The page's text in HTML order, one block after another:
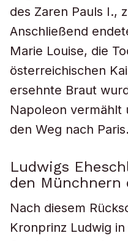
des Zaren Pauls I.,
Anschließend
Marie Louise, die
österreichischen
ersehnte Braut
Napoleon vermählt
den Weg nach Paris.
Ludwigs
den
Nach diesem
Kronprinz Ludwig